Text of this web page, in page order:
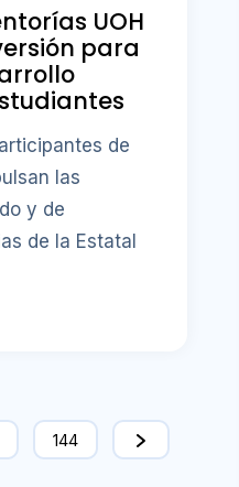
UOH
para
de
las
y de
de la Estatal
144